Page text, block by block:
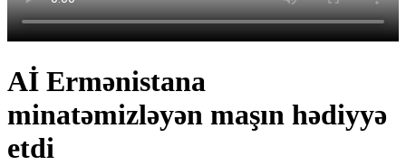
Aİ Ermənistana
minatəmizləyən maşın hədiyyə
etdi